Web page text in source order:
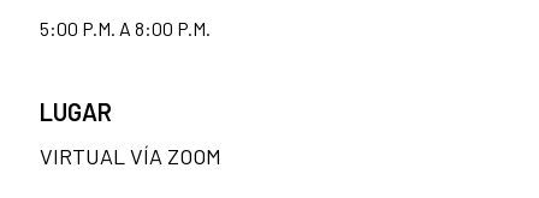
5:00 P.M. A 8:00 P.M.
LUGAR
VIRTUAL VÍA ZOOM